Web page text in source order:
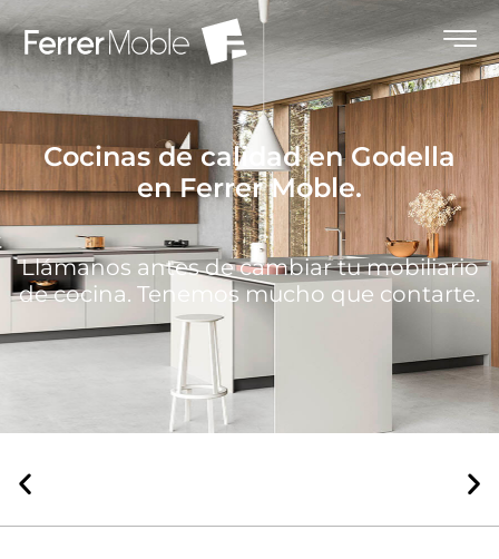
Cocinas de calidad en Godella
en Ferrer Moble.
Llámanos antes de cambiar tu mobiliario
de cocina. Tenemos mucho que contarte.
La mejor atención